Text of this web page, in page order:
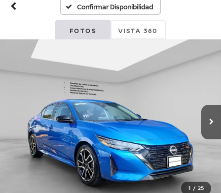
Confirmar Disponibilidad
FOTOS VISTA 360
1 / 25